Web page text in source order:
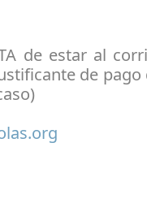
de estar al
de